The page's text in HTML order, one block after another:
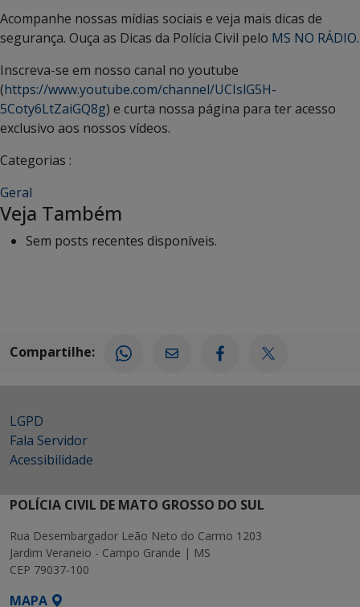
Acompanhe nossas mídias sociais e veja mais dicas de
segurança. Ouça as Dicas da Polícia Civil pelo MS NO RÁDIO.
Inscreva-se em nosso canal no youtube
(https://www.youtube.com/channel/UCIslG5H-
5Coty6LtZaiGQ8g) e curta nossa página para ter acesso
exclusivo aos nossos vídeos.
Categorias :
Geral
Veja Também
Sem posts recentes disponíveis.
Compartilhe:
LGPD
Fala Servidor
Acessibilidade
POLÍCIA CIVIL DE MATO GROSSO DO SUL
Rua Desembargador Leão Neto do Carmo 1203
Jardim Veraneio - Campo Grande | MS
CEP 79037-100
MAPA